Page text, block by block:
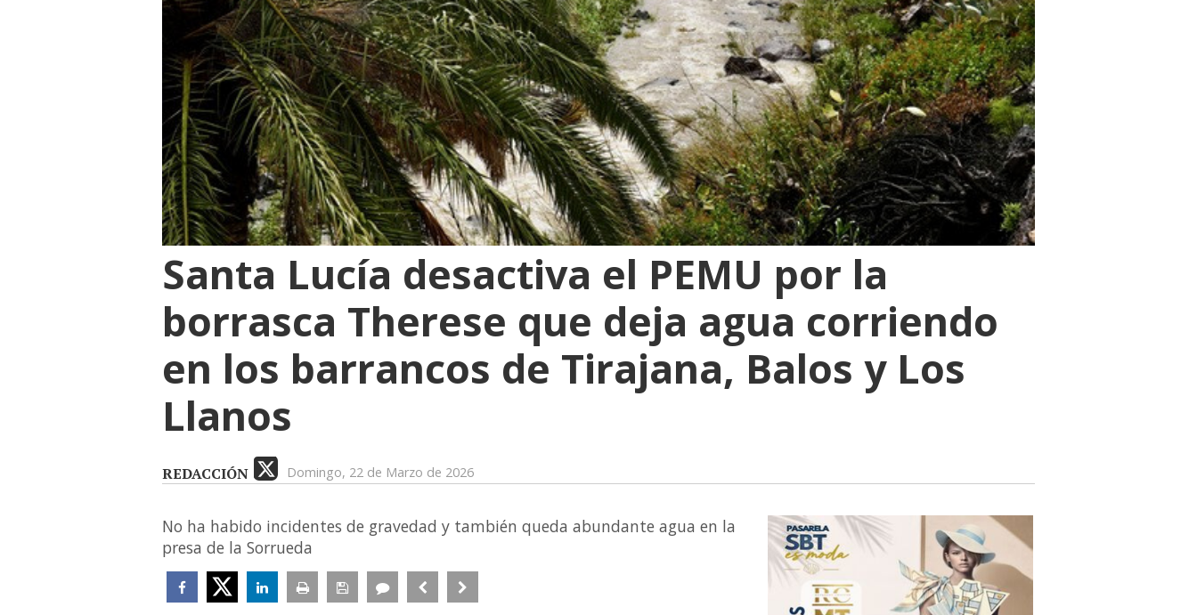
Santa Lucía desactiva el PEMU por la
borrasca Therese que deja agua corriendo
en los barrancos de Tirajana, Balos y Los
Llanos
REDACCIÓN Domingo, 22 de Marzo de 2026
No ha habido incidentes de gravedad y también queda abundante agua en la
presa de la Sorrueda